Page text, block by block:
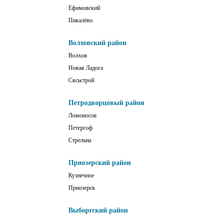
Ефимовский
Пикалёво
Волховский район
Волхов
Новая Ладога
Сясьстрой
Петродворцовый район
Ломоносов
Петергоф
Стрельна
Приозерский район
Кузнечное
Приозерск
Выборгский район